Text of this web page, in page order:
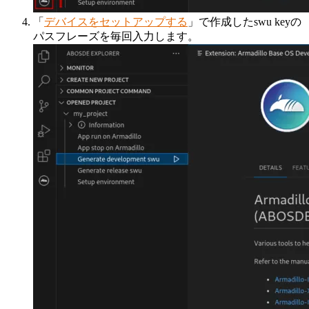
「 デバイスをセットアップする 」で作成したswu keyの
パスフレーズを毎回入力します。